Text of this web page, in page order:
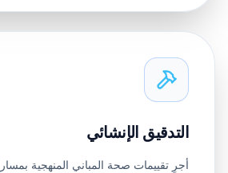
التدقيق الإنشائي
أجرِ تقييمات صحة المباني المنهجية